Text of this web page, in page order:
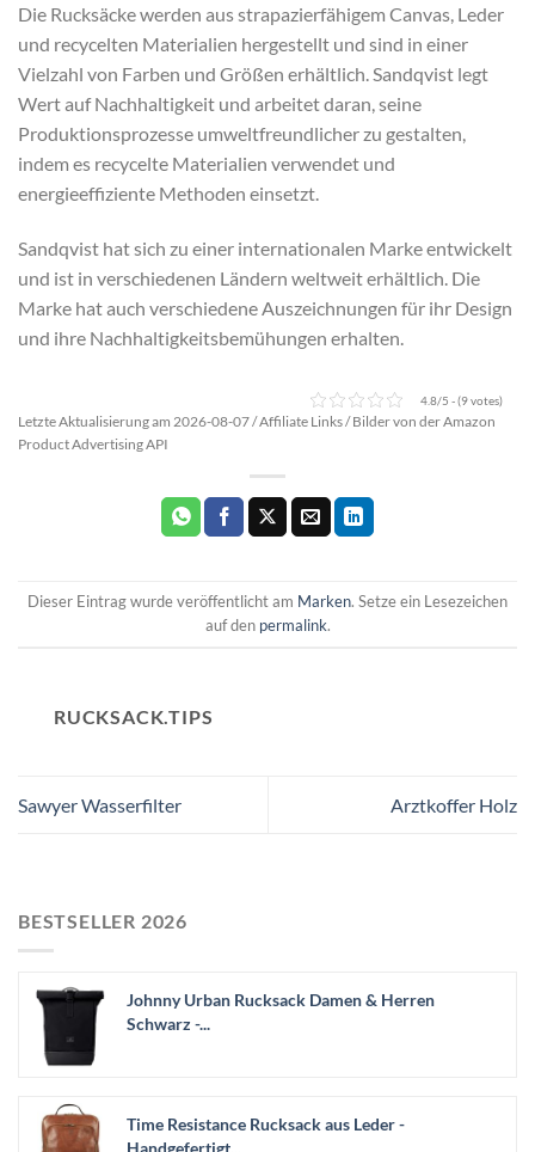
Die Rucksäcke werden aus strapazierfähigem Canvas, Leder
und recycelten Materialien hergestellt und sind in einer
Vielzahl von Farben und Größen erhältlich. Sandqvist legt
Wert auf Nachhaltigkeit und arbeitet daran, seine
Produktionsprozesse umweltfreundlicher zu gestalten,
indem es recycelte Materialien verwendet und
energieeffiziente Methoden einsetzt.
Sandqvist hat sich zu einer internationalen Marke entwickelt
und ist in verschiedenen Ländern weltweit erhältlich. Die
Marke hat auch verschiedene Auszeichnungen für ihr Design
und ihre Nachhaltigkeitsbemühungen erhalten.
4.8/5 - (9 votes)
Letzte Aktualisierung am 2026-08-07 / Affiliate Links / Bilder von der Amazon
Product Advertising API
Dieser Eintrag wurde veröffentlicht am Marken. Setze ein Lesezeichen
auf den permalink.
RUCKSACK.TIPS
Sawyer Wasserfilter Arztkoffer Holz
BESTSELLER 2026
Johnny Urban Rucksack Damen & Herren
Schwarz -...
Time Resistance Rucksack aus Leder -
Handgefertigt...